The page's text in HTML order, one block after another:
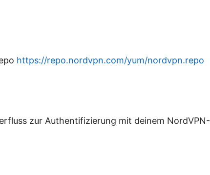
https://repo.nordvpn.com/yum/nordvpn.repo
zur Authentifizierung mit deinem NordVPN-